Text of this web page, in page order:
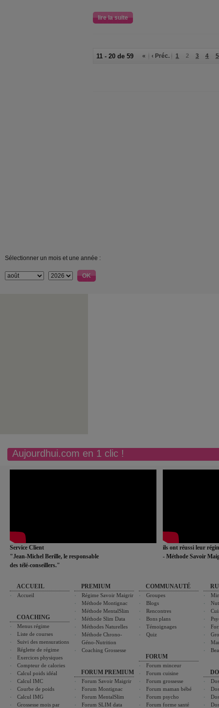
lire la suite
11 - 20 de 59 « ‹ Préc. 1 2 3 4 5
Sélectionner un mois et une année :
Aujourdhui.com en 1 clic !
Service Client
"Jean-Michel Berille, le responsable
des télé-conseillers."
ils ont réussi leur
- Méthode Savoir
ACCUEIL
Accueil
COACHING
Menus régime
Liste de courses
Suivi des mensurations
Réglette de régime
Exercices physiques
Compteur de calories
Calcul poids idéal
Calcul IMC
Courbe de poids
Calcul IMG
Grossesse mois par
PREMIUM
Régime Savoir Maigrir
Méthode Montignac
Méthode MentalSlim
Méthode Slim Data
Méthodes Naturelles
Méthode Chrono-
Géno-Nutrition
Coaching Grossesse
FORUM PREMIUM
Forum Savoir Maigrir
Forum Montignac
Forum MentalSlim
Forum SLIM data
COMMUNAUTÉ
Groupes
Blogs
Rencontres
Bons plans
Témoignages
Quiz
FORUM
Forum minceur
Forum cuisine
Forum grossesse
Forum maman bébé
Forum psycho
Forum forme santé